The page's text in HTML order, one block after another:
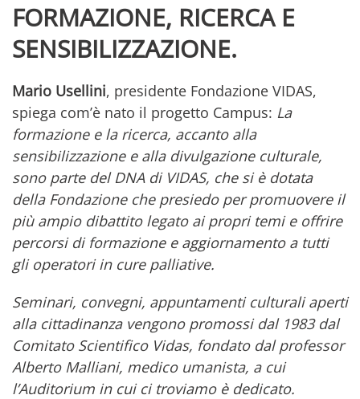
FORMAZIONE, RICERCA E
SENSIBILIZZAZIONE.
Mario Usellini, presidente Fondazione VIDAS,
spiega com’è nato il progetto Campus: La
formazione e la ricerca, accanto alla
sensibilizzazione e alla divulgazione culturale,
sono parte del DNA di VIDAS, che si è dotata
della Fondazione che presiedo per promuovere il
più ampio dibattito legato ai propri temi e offrire
percorsi di formazione e aggiornamento a tutti
gli operatori in cure palliative.
Seminari, convegni, appuntamenti culturali aperti
alla cittadinanza vengono promossi dal 1983 dal
Comitato Scientifico Vidas, fondato dal professor
Alberto Malliani, medico umanista, a cui
l’Auditorium in cui ci troviamo è dedicato.